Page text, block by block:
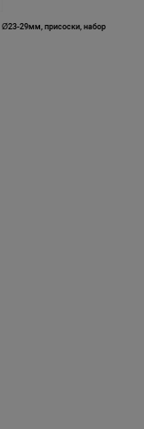
Ø23-29мм, присоски, набор